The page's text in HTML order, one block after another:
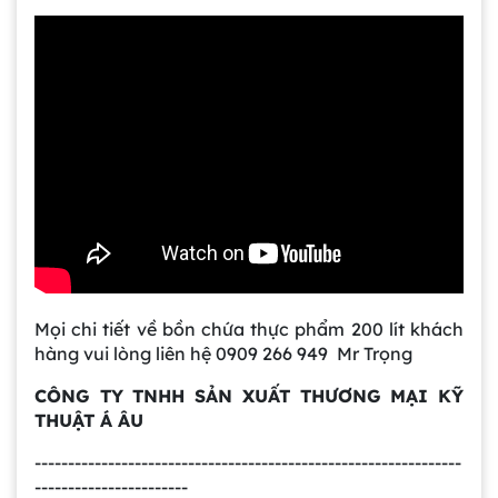
Mọi chi tiết về bồn chứa thực phẩm 200 lít khách
hàng vui lòng liên hệ 0909 266 949 Mr Trọng
CÔNG TY TNHH SẢN XUẤT THƯƠNG MẠI KỸ
THUẬT Á ÂU
----------------------------------------------------------------
-----------------------
Bồn Khuấy Phụ Gia Sơn - Giải Pháp Tối Ưu
Dự án máy khuấy trộn bồn bể công nghiệp
đặc điểm và lý do nên dùng inox
Trong ngành chế biến thực phẩm hiện